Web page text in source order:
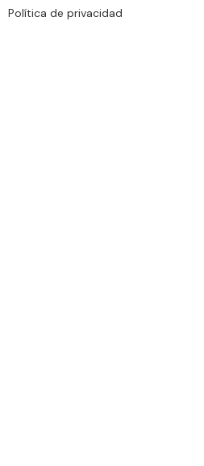
Política de privacidad